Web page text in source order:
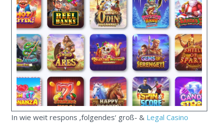
In wie weit respons ‚folgendes‘ groß- & Legal Casino